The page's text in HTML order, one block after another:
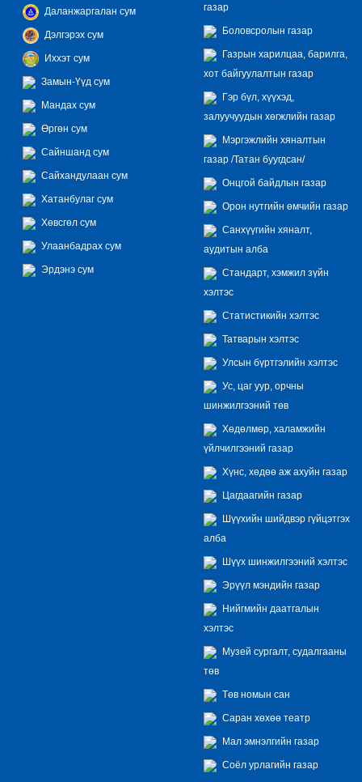
Даланжаргалан сум
Дэлгэрэх сум
Иххэт сум
Замын-Үүд сум
Мандах сум
Өргөн сум
Сайншанд сум
Сайхандулаан сум
Хатанбулаг сум
Хөвсгөл сум
Улаанбадрах сум
Эрдэнэ сум
газар
Боловсролын газар
Газрын харилцаа, барилга,
хот байгуулалтын газар
Гэр бүл, хүүхэд,
залуучуудын хөгжлийн газар
Мэргэжлийн хяналтын
газар /Татан буугдсан/
Онцгой байдлын газар
Орон нутгийн өмчийн газар
Санхүүгийн хяналт,
аудитын алба
Стандарт, хэмжил зүйн
хэлтэс
Статистикийн хэлтэс
Татварын хэлтэс
Улсын бүртгэлийн хэлтэс
Ус, цаг уур, орчны
шинжилгээний төв
Хөдөлмөр, халамжийн
үйлчилгээний газар
Хүнс, хөдөө аж ахуйн газар
Цагдаагийн газар
Шүүхийн шийдвэр гүйцэтгэх
алба
Шүүх шинжилгээний хэлтэс
Эрүүл мэндийн газар
Нийгмийн даатгалын
хэлтэс
Музей сургалт, судалгааны
төв
Төв номын сан
Саран хөхөө театр
Мал эмнэлгийн газар
Соёл урлагийн газар